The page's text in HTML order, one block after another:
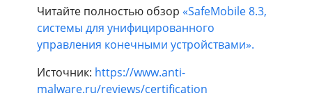
Читайте полностью обзор «SafeMobile 8.3,
системы для унифицированного
управления конечными устройствами».
Источник: https://www.anti-
malware.ru/reviews/certification